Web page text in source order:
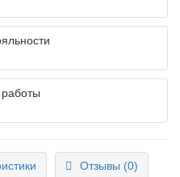
работы
Отзывы (0)